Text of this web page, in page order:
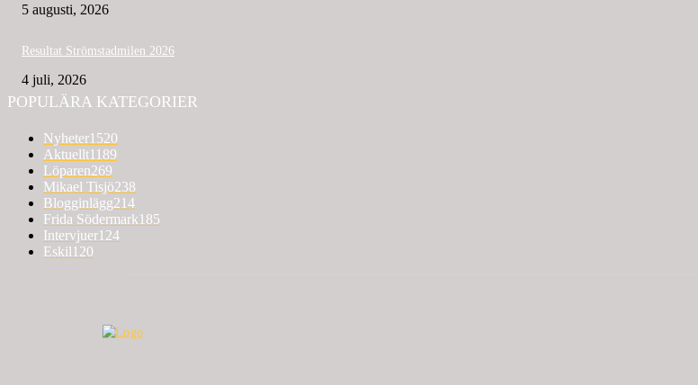
5 augusti, 2026
Resultat Strömstadmilen 2026
4 juli, 2026
POPULÄRA KATEGORIER
Nyheter1520
Aktuellt1189
Löparen269
Mikael Tisjö238
Blogginlägg214
Frida Södermark185
Intervjuer124
Eskil120